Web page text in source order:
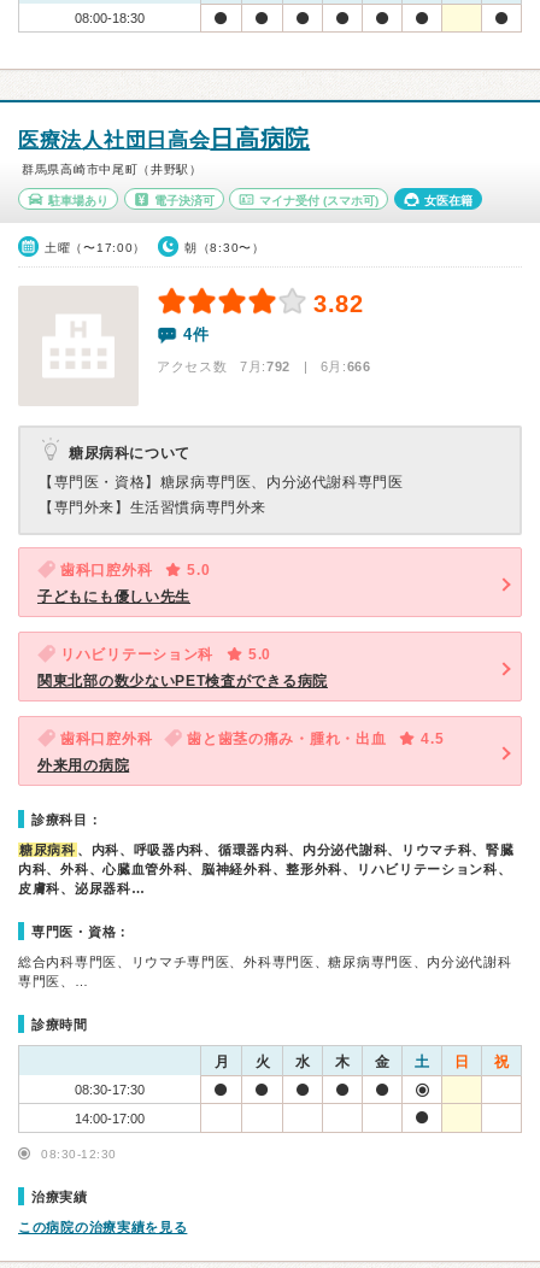
08:00-18:30
医療法人社団日高会 日高病院
群馬県高崎市中尾町（井野駅）
駐車場あり 電子決済可 マイナ受付 (スマホ可) 女医在籍
土曜（〜17:00） 朝（8:30〜）
3.82
4件
アクセス数 7月:792 | 6月:666
糖尿病科について
【専門医・資格】 糖尿病専門医、内分泌代謝科専門医
【専門外来】 生活習慣病専門外来
歯科口腔外科
5.0
子どもにも優しい先生
リハビリテーション科
5.0
関東北部の数少ないPET検査ができる病院
歯科口腔外科 歯と歯茎の痛み・腫れ・出血
4.5
外来用の病院
診療科目：
糖尿病科 、内科、呼吸器内科、循環器内科、内分泌代謝科、リウマチ科、腎臓
内科、外科、心臓血管外科、脳神経外科、整形外科、リハビリテーション科、
皮膚科、泌尿器科…
専門医・資格：
総合内科専門医、リウマチ専門医、外科専門医、糖尿病専門医、内分泌代謝科
専門医、…
診療時間
月 火 水 木 金 土 日 祝
08:30-17:30
14:00-17:00
08:30-12:30
治療実績
この病院の治療実績を見る